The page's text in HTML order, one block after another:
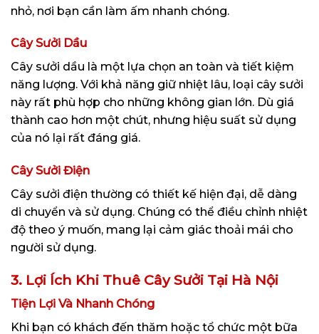
nhỏ, nơi bạn cần làm ấm nhanh chóng.
Cây Sưởi Dầu
Cây sưởi dầu là một lựa chọn an toàn và tiết kiệm
năng lượng. Với khả năng giữ nhiệt lâu, loại cây sưởi
này rất phù hợp cho những không gian lớn. Dù giá
thành cao hơn một chút, nhưng hiệu suất sử dụng
của nó lại rất đáng giá.
Cây Sưởi Điện
Cây sưởi điện thường có thiết kế hiện đại, dễ dàng
di chuyển và sử dụng. Chúng có thể điều chỉnh nhiệt
độ theo ý muốn, mang lại cảm giác thoải mái cho
người sử dụng.
3. Lợi Ích Khi Thuê Cây Sưởi Tại Hà Nội
Tiện Lợi Và Nhanh Chóng
Khi bạn có khách đến thăm hoặc tổ chức một bữa